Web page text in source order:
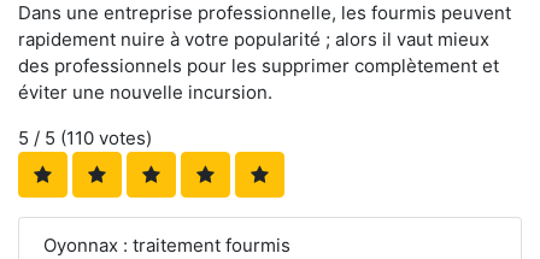
Dans une entreprise professionnelle, les fourmis peuvent
rapidement nuire à votre popularité ; alors il vaut mieux
des professionnels pour les supprimer complètement et
éviter une nouvelle incursion.
5 / 5 (110 votes)
Oyonnax : traitement fourmis